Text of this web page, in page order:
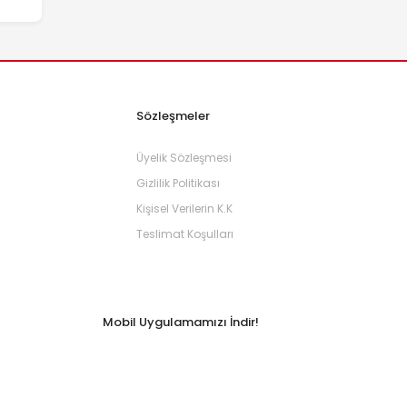
Sözleşmeler
Üyelik Sözleşmesi
Gizlilik Politikası
Kişisel Verilerin K.K
Teslimat Koşulları
Mobil Uygulamamızı İndir!